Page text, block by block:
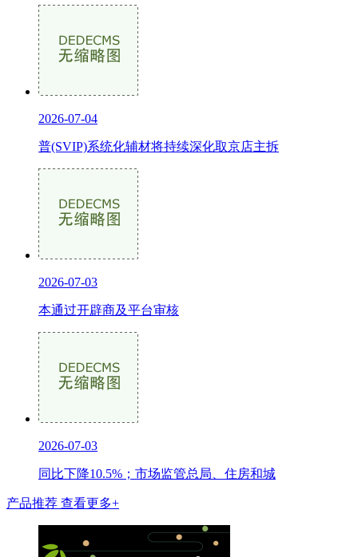
2026-07-04
普(SVIP)系统化辅材将持续深化取京店主拆
2026-07-03
本通过开辟商及平台审核
2026-07-03
同比下降10.5%；市场监管总局、住房和城
产品推荐 查看更多+